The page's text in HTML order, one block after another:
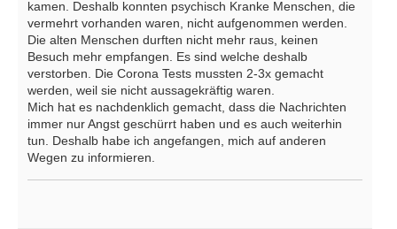
kamen. Deshalb konnten psychisch Kranke Menschen, die
vermehrt vorhanden waren, nicht aufgenommen werden.
Die alten Menschen durften nicht mehr raus, keinen
Besuch mehr empfangen. Es sind welche deshalb
verstorben. Die Corona Tests mussten 2-3x gemacht
werden, weil sie nicht aussagekräftig waren.
Mich hat es nachdenklich gemacht, dass die Nachrichten
immer nur Angst geschürrt haben und es auch weiterhin
tun. Deshalb habe ich angefangen, mich auf anderen
Wegen zu informieren.